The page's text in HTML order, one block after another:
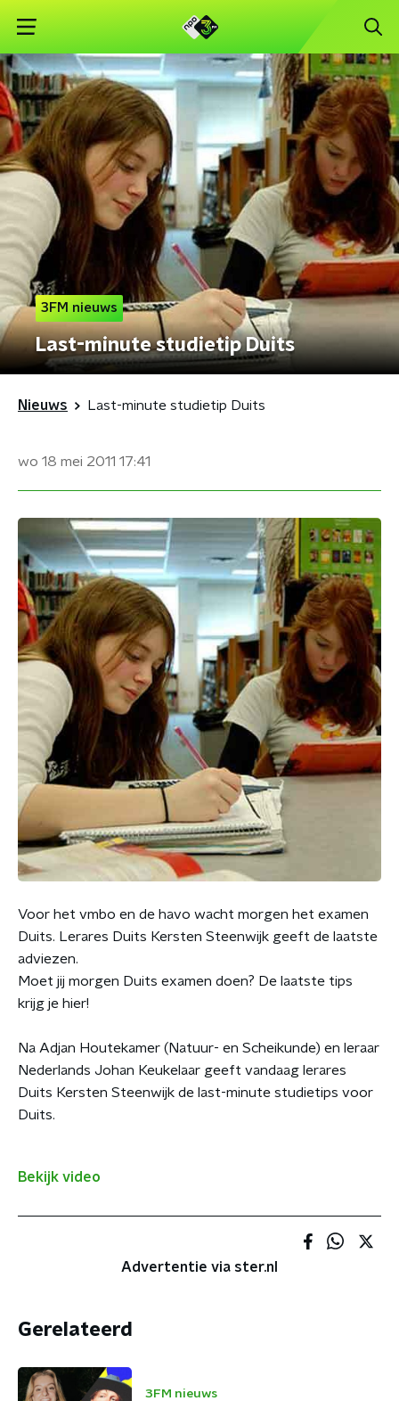
3FM nieuws
Last-minute studietip Duits
Nieuws Last-minute studietip Duits
wo 18 mei 2011 17:41
Voor het vmbo en de havo wacht morgen het examen
Duits. Lerares Duits Kersten Steenwijk geeft de laatste
adviezen.
Moet jij morgen Duits examen doen? De laatste tips
krijg je hier!
Na Adjan Houtekamer (Natuur- en Scheikunde) en leraar
Nederlands Johan Keukelaar geeft vandaag lerares
Duits Kersten Steenwijk de last-minute studietips voor
Duits.
Bekijk video
Advertentie via ster.nl
Gerelateerd
3FM nieuws